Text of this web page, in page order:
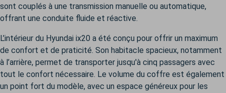
sont couplés à une transmission manuelle ou automatique,
offrant une conduite fluide et réactive.
L’intérieur du Hyundai ix20 a été conçu pour offrir un maximum
de confort et de praticité. Son habitacle spacieux, notamment
à l’arrière, permet de transporter jusqu'à cinq passagers avec
tout le confort nécessaire. Le volume du coffre est également
un point fort du modèle, avec un espace généreux pour les